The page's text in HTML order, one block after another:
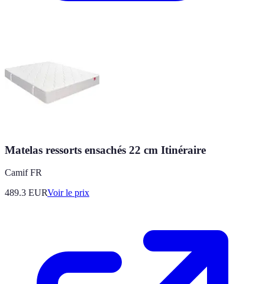
Matelas ressorts ensachés 22 cm Itinéraire
Camif FR
489.3 EURVoir le prix